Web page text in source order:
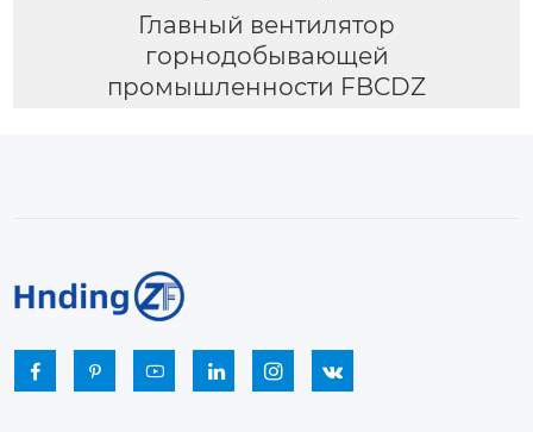
Главный вентилятор
горнодобывающей
промышленности FBCDZ
     